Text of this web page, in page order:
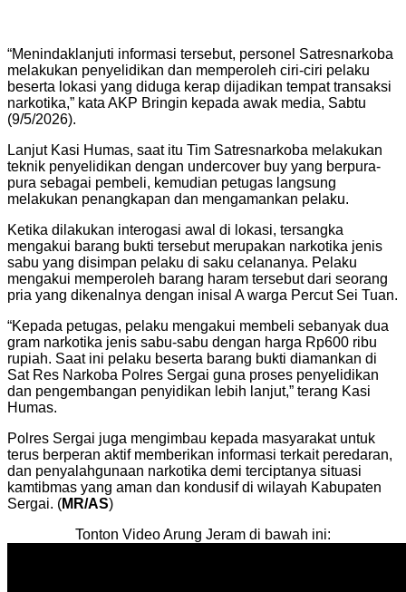
“Menindaklanjuti informasi tersebut, personel Satresnarkoba
melakukan penyelidikan dan memperoleh ciri-ciri pelaku
beserta lokasi yang diduga kerap dijadikan tempat transaksi
narkotika,” kata AKP Bringin kepada awak media, Sabtu
(9/5/2026).
Lanjut Kasi Humas, saat itu Tim Satresnarkoba melakukan
teknik penyelidikan dengan undercover buy yang berpura-
pura sebagai pembeli, kemudian petugas langsung
melakukan penangkapan dan mengamankan pelaku.
Ketika dilakukan interogasi awal di lokasi, tersangka
mengakui barang bukti tersebut merupakan narkotika jenis
sabu yang disimpan pelaku di saku celananya. Pelaku
mengakui memperoleh barang haram tersebut dari seorang
pria yang dikenalnya dengan inisal A warga Percut Sei Tuan.
“Kepada petugas, pelaku mengakui membeli sebanyak dua
gram narkotika jenis sabu-sabu dengan harga Rp600 ribu
rupiah. Saat ini pelaku beserta barang bukti diamankan di
Sat Res Narkoba Polres Sergai guna proses penyelidikan
dan pengembangan penyidikan lebih lanjut,” terang Kasi
Humas.
Polres Sergai juga mengimbau kepada masyarakat untuk
terus berperan aktif memberikan informasi terkait peredaran,
dan penyalahgunaan narkotika demi terciptanya situasi
kamtibmas yang aman dan kondusif di wilayah Kabupaten
Sergai. (MR/AS)
Tonton Video Arung Jeram di bawah ini: